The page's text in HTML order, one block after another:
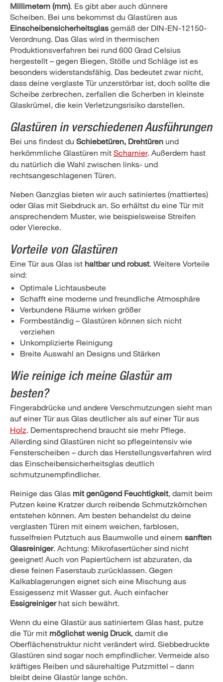
Millimetern (mm). Es gibt aber auch dünnere
Scheiben. Bei uns bekommst du Glastüren aus
Einscheibensicherheitsglasgemäß der DIN-EN-12150-
Verordnung. Das Glas wird in thermischen
Produktionsverfahren bei rund 600 Grad Celsius
hergestellt – gegen Biegen, Stöße und Schläge ist es
besonders widerstandsfähig. Das bedeutet zwar nicht,
dass deine verglaste Tür unzerstörbar ist, doch sollte die
Scheibe zerbrechen, zerfallen die Scherben in kleinste
Glaskrümel, die kein Verletzungsrisiko darstellen.
Glastüren in verschiedenen Ausführungen
Bei uns findest du Schiebetüren, Drehtüren und
herkömmliche Glastüren mit Scharnier. Außerdem hast
du natürlich die Wahl zwischen links- und
rechtsangeschlagenen Türen.
Neben Ganzglas bieten wir auch satiniertes (mattiertes)
oder Glas mit Siebdruck an. So erhältst du eine Tür mit
ansprechendem Muster, wie beispielsweise Streifen
oder Vierecke.
Vorteile von Glastüren
Eine Tür aus Glas ist haltbar und robust. Weitere Vorteile
sind:
Optimale Lichtausbeute
Schafft eine moderne und freundliche Atmosphäre
Verbundene Räume wirken größer
Formbeständig – Glastüren können sich nicht
verziehen
Unkomplizierte Reinigung
Breite Auswahl an Designs und Stärken
Wie reinige ich meine Glastür am
besten?
Fingerabdrücke und andere Verschmutzungen sieht man
auf einer Tür aus Glas deutlicher als auf einer Tür aus
Holz. Dementsprechend braucht sie mehr Pflege.
Allerding sind Glastüren nicht so pflegeintensiv wie
Fensterscheiben – durch das Herstellungsverfahren wird
das Einscheibensicherheitsglas deutlich
schmutzunempfindlicher.
Reinige das Glas mit genügend Feuchtigkeit, damit beim
Putzen keine Kratzer durch reibende Schmutzkörnchen
entstehen können. Am besten behandelst du deine
verglasten Türen mit einem weichen, farblosen,
fusselfreien Putztuch aus Baumwolle und einem sanften
Glasreiniger. Achtung: Mikrofasertücher sind nicht
geeignet! Auch von Papiertüchern ist abzuraten, da
diese feinen Faserstaub zurücklassen. Gegen
Kalkablagerungen eignet sich eine Mischung aus
Essigessenz mit Wasser gut. Auch einfacher
Essigreinigerhat sich bewährt.
Wenn du eine Glastür aus satiniertem Glas hast, putze
die Tür mit möglichst wenig Druck, damit die
Oberflächenstruktur nicht verändert wird. Siebbedruckte
Glastüren sind sogar noch empfindlicher. Vermeide also
kräftiges Reiben und säurehaltige Putzmittel – dann
bleibt deine Glastür lange schön.